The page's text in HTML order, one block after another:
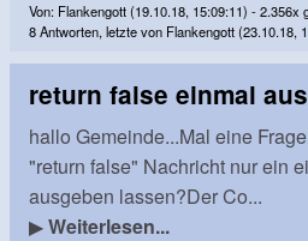
Von: Flankengott (19.10.18, 15:09:11) - 2.356x
8 Antworten, letzte von Flankengott (23.10.18,
return false einmal
hallo Gemeinde...Mal eine
"return false" Nachricht nur ein
ausgeben lassen?Der Co...
▶Weiterlesen...